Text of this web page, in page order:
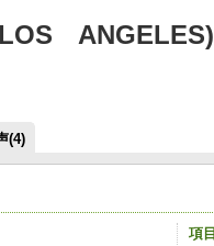
ANGELES)
(4)
項